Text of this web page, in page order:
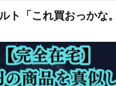
ト「これ買おっかな。